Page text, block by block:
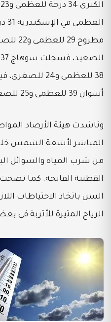
مطروح
38 للعظمى و24
أسوان 39 للعظمى و25 للصغرى.
وناشدت هيئة الأرصاد
المباشر لأشعة الشمس خلال
من شرب المياه والسوائل
القطنية الفاتحة. كما
السن باتخاذ الاحتياطات
الرياح المثيرة للأتربة في